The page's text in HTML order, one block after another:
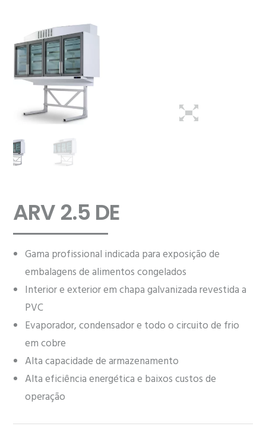
ARV 2.5 DE
Gama profissional indicada para exposição de
embalagens de alimentos congelados
Interior e exterior em chapa galvanizada revestida a
PVC
Evaporador, condensador e todo o circuito de frio
em cobre
Alta capacidade de armazenamento
Alta eficiência energética e baixos custos de
operação